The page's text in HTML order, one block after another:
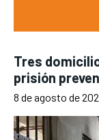
Tres
prisión
8 de agosto de